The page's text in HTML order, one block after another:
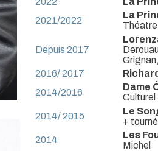
2021/2022
La
Depuis 2017
2016/ 2017
2014/2016
Dame
Culturel
2014/ 2015
Le
+
2014
Les
Michel